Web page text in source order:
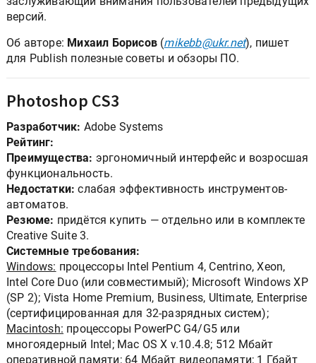
версий.
Об авторе: Михаил Борисов (mikebb@ukr.net), пишет
для Publish полезные советы и обзоры ПО.
Photoshop CS3
Разработчик: Adobe Systems
Рейтинг:
Преимущества: эргономичный интерфейс и возросшая
функциональность.
Недостатки: слабая эффективность инструментов-
автоматов.
Резюме: придётся купить — отдельно или в комплекте
Creative Suite 3.
Системные требования:
Windows: процессоры Intel Pentium 4, Centrino, Xeon,
Intel Core Duo (или совместимый); Microsoft Windows XP
(SP 2); Vista Home Premium, Business, Ultimate, Enterprise
(сертифицированная для 32-разрядных систем);
Macintosh: процессоры PowerPC G4/G5 или
многоядерный Intel; Mac OS X v.10.4.8; 512 Мбайт
оперативной памяти; 64 Мбайт видеопамяти; 1 Гбайт